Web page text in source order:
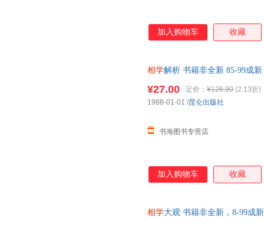
中信出版社
上海人
中国劳动社会保障出版社
中国轻
山东人民出版社
南海出版公司
印刷工
珠海出版社
经济科
加入购物车 收藏
相学解析 书籍非全新 85-99成
¥27.00 定价： ¥126.90 (2.13折)
书海图书专营店
1988-01-01 /昆仑出版社
加入购物车 收藏
相学大观 书籍非全新，8-99成